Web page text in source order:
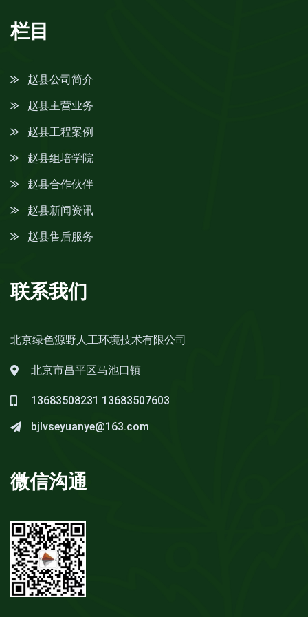
栏目
赵县公司简介
赵县主营业务
赵县工程案例
赵县组培学院
赵县合作伙伴
赵县新闻资讯
赵县售后服务
联系我们
北京绿色源野人工环境技术有限公司
北京市昌平区马池口镇
13683508231 13683507603
bjlvseyuanye@163.com
微信沟通